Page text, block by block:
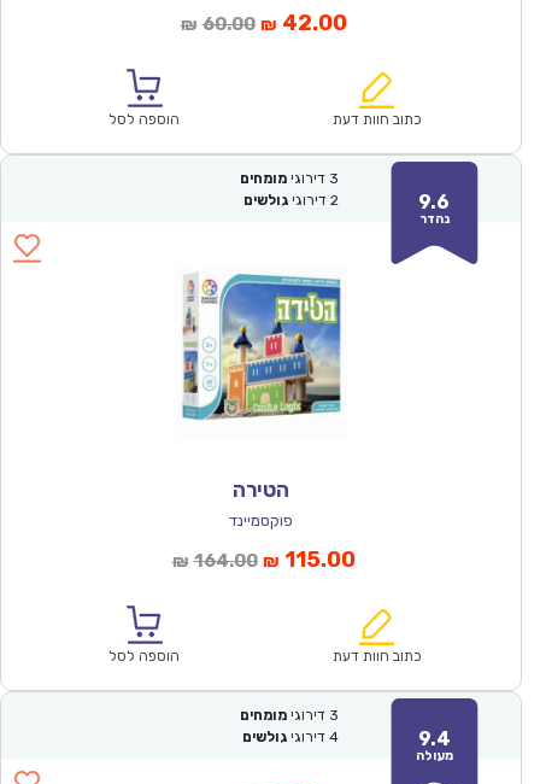
₪ 60.00המחיר
₪60.00.
₪ 42.00המחיר
הוא:
כתוב חוות דעת הוספה לסל
9.6
נהדר
3 דירוגי מומחים
2 דירוגי גולשים
הטירה
פוקסמיינד
₪ 164.00המחיר
₪164.00.
₪ 115.00המחיר
הוא:
כתוב חוות דעת הוספה לסל
9.4
מעולה
3 דירוגי מומחים
4 דירוגי גולשים